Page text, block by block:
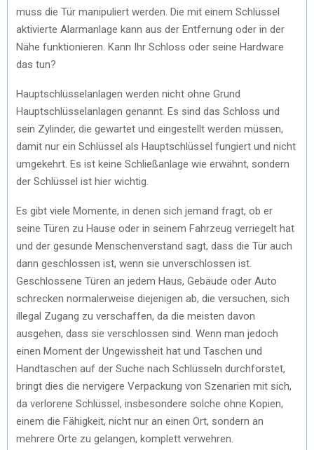
muss die Tür manipuliert werden. Die mit einem Schlüssel
aktivierte Alarmanlage kann aus der Entfernung oder in der
Nähe funktionieren. Kann Ihr Schloss oder seine Hardware
das tun?
Hauptschlüsselanlagen werden nicht ohne Grund
Hauptschlüsselanlagen genannt. Es sind das Schloss und
sein Zylinder, die gewartet und eingestellt werden müssen,
damit nur ein Schlüssel als Hauptschlüssel fungiert und nicht
umgekehrt. Es ist keine Schließanlage wie erwähnt, sondern
der Schlüssel ist hier wichtig.
Es gibt viele Momente, in denen sich jemand fragt, ob er
seine Türen zu Hause oder in seinem Fahrzeug verriegelt hat
und der gesunde Menschenverstand sagt, dass die Tür auch
dann geschlossen ist, wenn sie unverschlossen ist.
Geschlossene Türen an jedem Haus, Gebäude oder Auto
schrecken normalerweise diejenigen ab, die versuchen, sich
illegal Zugang zu verschaffen, da die meisten davon
ausgehen, dass sie verschlossen sind. Wenn man jedoch
einen Moment der Ungewissheit hat und Taschen und
Handtaschen auf der Suche nach Schlüsseln durchforstet,
bringt dies die nervigere Verpackung von Szenarien mit sich,
da verlorene Schlüssel, insbesondere solche ohne Kopien,
einem die Fähigkeit, nicht nur an einen Ort, sondern an
mehrere Orte zu gelangen, komplett verwehren.